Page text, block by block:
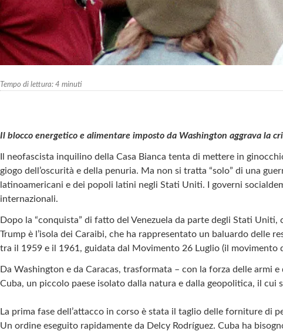
Tempo di lettura: 4 minuti
Il blocco energetico e alimentare imposto da Washington aggrava la
Il neofascista inquilino della Casa Bianca tenta di mettere in
giogo dell’oscurità e della penuria. Ma non si tratta “solo” di una
latinoamericani e dei popoli latini negli Stati Uniti. I governi
internazionali.
Dopo la “conquista” di fatto del Venezuela da parte degli Stati
Trump è l’isola dei Caraibi, che ha rappresentato un baluardo delle
tra il 1959 e il 1961, guidata dal Movimento 26 Luglio (il
Da Washington e da Caracas, trasformata – con la forza delle armi
Cuba, un piccolo paese isolato dalla natura e dalla geopolitica, il
La prima fase dell’attacco in corso è stata il taglio delle forniture di
Un ordine eseguito rapidamente da Delcy Rodríguez. Cuba ha